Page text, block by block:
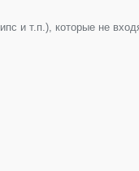
и т.п.), которые не